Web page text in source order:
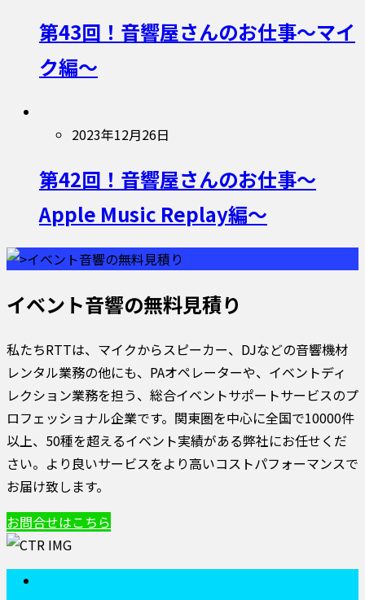
第43回！音響屋さんのお仕事〜マイ
ク編〜
2023年12月26日
第42回！音響屋さんのお仕事〜
Apple Music Replay編〜
イベント音響の無料見積り
私たちRTTは、マイクからスピーカー、DJなどの音響機材
レンタル業務の他にも、PAオペレーターや、イベントディ
レクション業務を担う、総合イベントサポートサービスのプ
ロフェッショナル企業です。関東圏を中心に全国で10000件
以上、50種を超えるイベント実績がある弊社にお任せくだ
さい。より良いサービスをより高いコストパフォーマンスで
お届け致します。
お問合せはこちら